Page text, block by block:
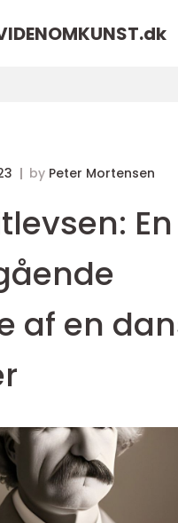
dk
by Peter Mortensen
En
af en